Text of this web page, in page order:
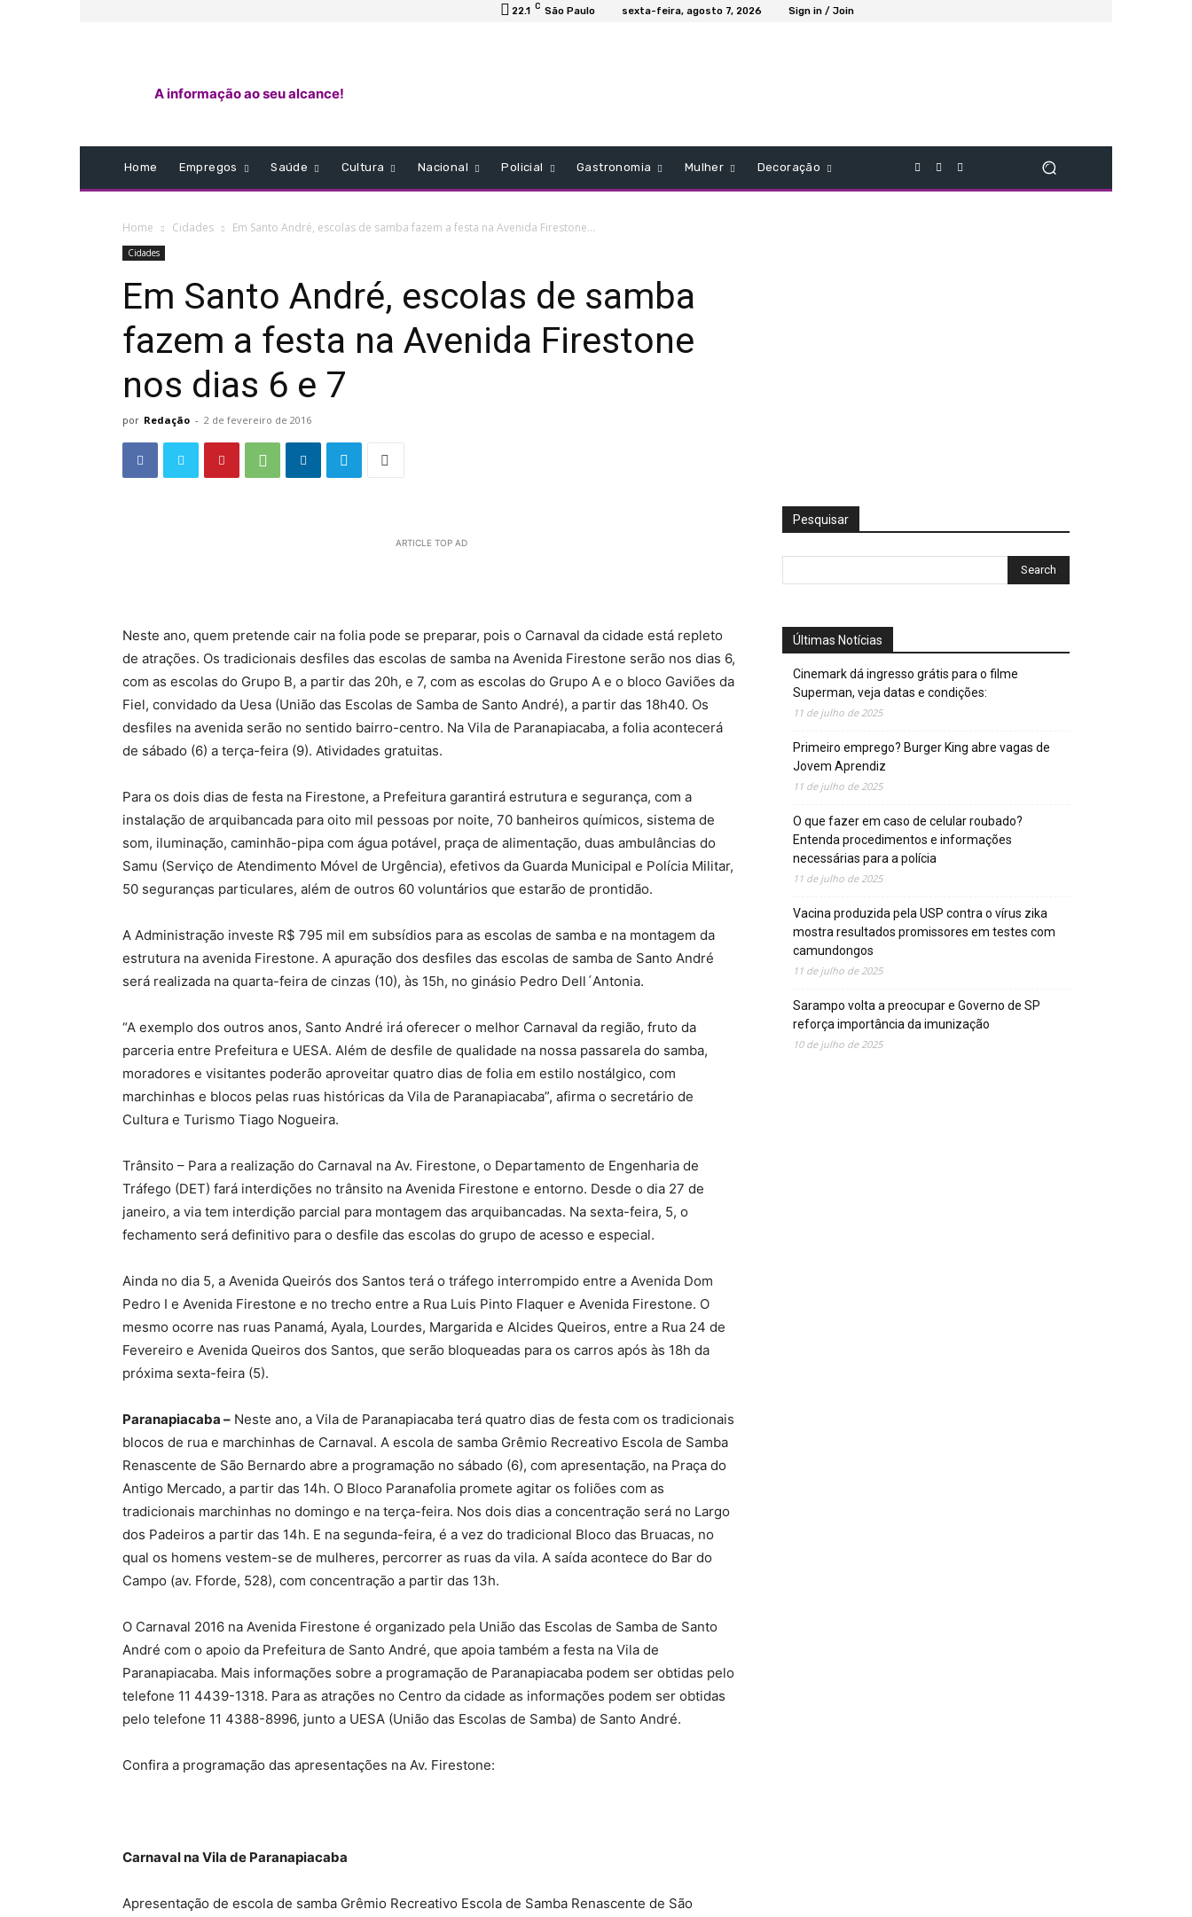
22.1 C São Paulo sexta-feira, agosto 7, 2026 Sign in / Join
A informação ao seu alcance!
Home Empregos Saúde Cultura Nacional Policial Gastronomia Mulher Decoração
Home Cidades Em Santo André, escolas de samba fazem a festa na Avenida Firestone...
Cidades
Em Santo André, escolas de samba
fazem a festa na Avenida Firestone
nos dias 6 e 7
por Redação - 2 de fevereiro de 2016
ARTICLE TOP AD
Neste ano, quem pretende cair na folia pode se preparar, pois o Carnaval da cidade está repleto
de atrações. Os tradicionais desfiles das escolas de samba na Avenida Firestone serão nos dias 6,
com as escolas do Grupo B, a partir das 20h, e 7, com as escolas do Grupo A e o bloco Gaviões da
Fiel, convidado da Uesa (União das Escolas de Samba de Santo André), a partir das 18h40. Os
desfiles na avenida serão no sentido bairro-centro. Na Vila de Paranapiacaba, a folia acontecerá
de sábado (6) a terça-feira (9). Atividades gratuitas.
Para os dois dias de festa na Firestone, a Prefeitura garantirá estrutura e segurança, com a
instalação de arquibancada para oito mil pessoas por noite, 70 banheiros químicos, sistema de
som, iluminação, caminhão-pipa com água potável, praça de alimentação, duas ambulâncias do
Samu (Serviço de Atendimento Móvel de Urgência), efetivos da Guarda Municipal e Polícia Militar,
50 seguranças particulares, além de outros 60 voluntários que estarão de prontidão.
A Administração investe R$ 795 mil em subsídios para as escolas de samba e na montagem da
estrutura na avenida Firestone. A apuração dos desfiles das escolas de samba de Santo André
será realizada na quarta-feira de cinzas (10), às 15h, no ginásio Pedro Dell´Antonia.
“A exemplo dos outros anos, Santo André irá oferecer o melhor Carnaval da região, fruto da
parceria entre Prefeitura e UESA. Além de desfile de qualidade na nossa passarela do samba,
moradores e visitantes poderão aproveitar quatro dias de folia em estilo nostálgico, com
marchinhas e blocos pelas ruas históricas da Vila de Paranapiacaba”, afirma o secretário de
Cultura e Turismo Tiago Nogueira.
Trânsito – Para a realização do Carnaval na Av. Firestone, o Departamento de Engenharia de
Tráfego (DET) fará interdições no trânsito na Avenida Firestone e entorno. Desde o dia 27 de
janeiro, a via tem interdição parcial para montagem das arquibancadas. Na sexta-feira, 5, o
fechamento será definitivo para o desfile das escolas do grupo de acesso e especial.
Ainda no dia 5, a Avenida Queirós dos Santos terá o tráfego interrompido entre a Avenida Dom
Pedro I e Avenida Firestone e no trecho entre a Rua Luis Pinto Flaquer e Avenida Firestone. O
mesmo ocorre nas ruas Panamá, Ayala, Lourdes, Margarida e Alcides Queiros, entre a Rua 24 de
Fevereiro e Avenida Queiros dos Santos, que serão bloqueadas para os carros após às 18h da
próxima sexta-feira (5).
Paranapiacaba – Neste ano, a Vila de Paranapiacaba terá quatro dias de festa com os tradicionais
blocos de rua e marchinhas de Carnaval. A escola de samba Grêmio Recreativo Escola de Samba
Renascente de São Bernardo abre a programação no sábado (6), com apresentação, na Praça do
Antigo Mercado, a partir das 14h. O Bloco Paranafolia promete agitar os foliões com as
tradicionais marchinhas no domingo e na terça-feira. Nos dois dias a concentração será no Largo
dos Padeiros a partir das 14h. E na segunda-feira, é a vez do tradicional Bloco das Bruacas, no
qual os homens vestem-se de mulheres, percorrer as ruas da vila. A saída acontece do Bar do
Campo (av. Fforde, 528), com concentração a partir das 13h.
O Carnaval 2016 na Avenida Firestone é organizado pela União das Escolas de Samba de Santo
André com o apoio da Prefeitura de Santo André, que apoia também a festa na Vila de
Paranapiacaba. Mais informações sobre a programação de Paranapiacaba podem ser obtidas pelo
telefone 11 4439-1318. Para as atrações no Centro da cidade as informações podem ser obtidas
pelo telefone 11 4388-8996, junto a UESA (União das Escolas de Samba) de Santo André.
Confira a programação das apresentações na Av. Firestone:
Carnaval na Vila de Paranapiacaba
Apresentação de escola de samba Grêmio Recreativo Escola de Samba Renascente de São
Pesquisar
Últimas Notícias
Cinemark dá ingresso grátis para o filme
Superman, veja datas e condições:
11 de julho de 2025
Primeiro emprego? Burger King abre vagas de
Jovem Aprendiz
11 de julho de 2025
O que fazer em caso de celular roubado?
Entenda procedimentos e informações
necessárias para a polícia
11 de julho de 2025
Vacina produzida pela USP contra o vírus zika
mostra resultados promissores em testes com
camundongos
11 de julho de 2025
Sarampo volta a preocupar e Governo de SP
reforça importância da imunização
10 de julho de 2025